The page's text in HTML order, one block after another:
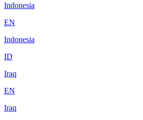
Indonesia
EN
Indonesia
ID
Iraq
EN
Iraq